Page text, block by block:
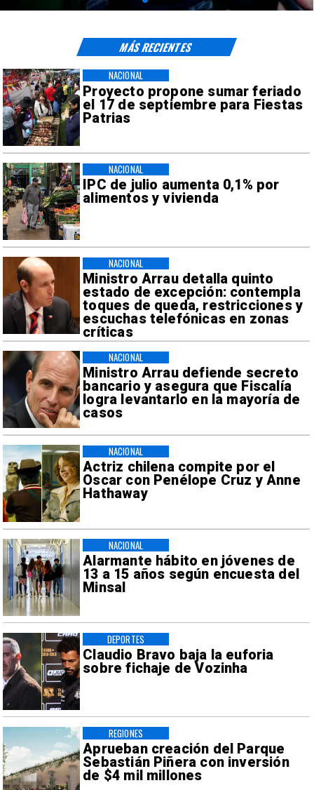
Proyecto propone sumar feriado
el 17 de septiembre para Fiestas
Patrias
NACIONAL
IPC de julio aumenta 0,1% por
alimentos y vivienda
NACIONAL
Ministro Arrau detalla quinto
estado de excepción: contempla
toques de queda, restricciones y
escuchas telefónicas en zonas
críticas
NACIONAL
Ministro Arrau defiende secreto
bancario y asegura que Fiscalía
logra levantarlo en la mayoría de
casos
NACIONAL
Actriz chilena compite por el
Oscar con Penélope Cruz y Anne
Hathaway
NACIONAL
Alarmante hábito en jóvenes de
13 a 15 años según encuesta del
Minsal
NACIONAL
Claudio Bravo baja la euforia
sobre fichaje de Vozinha
DEPORTES
Aprueban creación del Parque
Sebastián Piñera con inversión
de $4 mil millones
REGIONES
MÁS RECIENTES